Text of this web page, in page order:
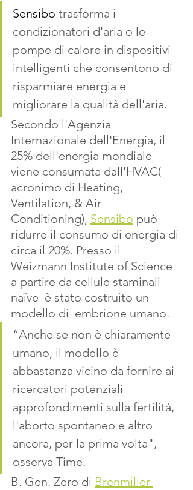
Sensibo trasforma i
condizionatori d'aria o le
pompe di calore in dispositivi
intelligenti che consentono di
risparmiare energia e
migliorare la qualità dell'aria.
Secondo l'Agenzia
Internazionale dell'Energia, il
25% dell'energia mondiale
viene consumata dall'HVAC(
acronimo di Heating,
Ventilation, & Air
Conditioning), Sensibo può
ridurre il consumo di energia di
circa il 20%. Presso il
Weizmann Institute of Science
a partire da cellule staminali
naïve  è stato costruito un
modello di  embrione umano.
“Anche se non è chiaramente
umano, il modello è
abbastanza vicino da fornire ai
ricercatori potenziali
approfondimenti sulla fertilità,
l'aborto spontaneo e altro
ancora, per la prima volta",
osserva Time.
B. Gen. Zero di Brenmiller